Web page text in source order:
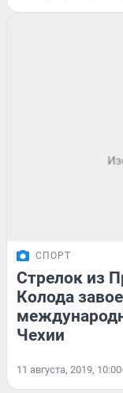
СПОРТ
Стрелок из
Колода
Чехии
11 августа, 2019, 10:00